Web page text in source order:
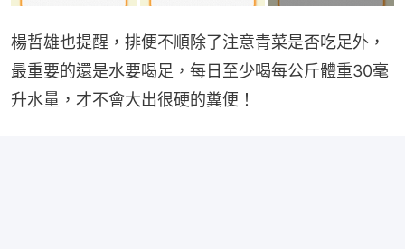
楊哲雄也提醒，排便不順除了注意青菜是否吃足外，
最重要的還是水要喝足，每日至少喝每公斤體重30毫
升水量，才不會大出很硬的糞便！